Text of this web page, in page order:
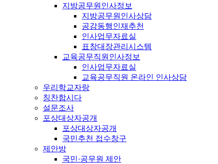
지방공무원인사정보
지방공무원인사상담
공감동행인재추천
인사업무자료실
표창대장관리시스템
교육공무직원인사정보
인사업무자료실
교육공무직원 온라인 인사상담
우리학교자랑
칭찬합시다
설문조사
포상대상자공개
포상대상자공개
국민추천 접수창구
제안방
국민·공무원 제안